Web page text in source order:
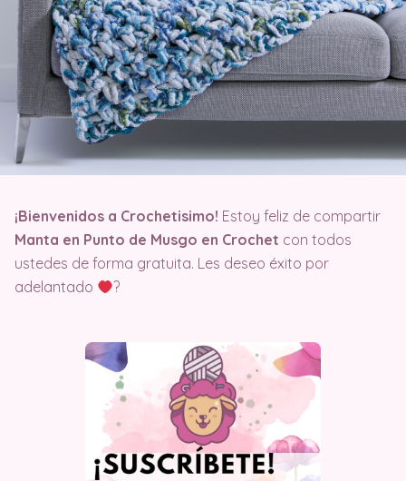
¡Bienvenidos a Crochetisimo! Estoy feliz de compartir
Manta en Punto de Musgo en Crochet con todos
ustedes de forma gratuita. Les deseo éxito por
adelantado
?